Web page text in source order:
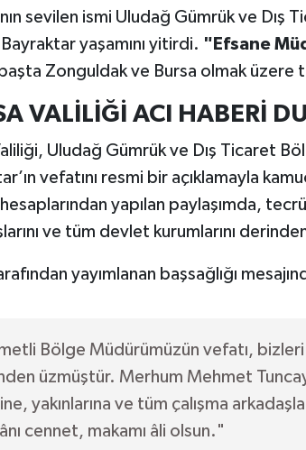
sevilen ismi Uludağ Gümrük ve
yaşamını yitirdi. "Efsane
Zonguldak ve Bursa olmak üzere
VALİLİĞİ ACI HABERİ
Uludağ Gümrük ve Dış Ticaret
vefatını resmi bir açıklamayla
yapılan paylaşımda,
ve tüm devlet kurumlarını
yayımlanan başsağlığı
Bölge Müdürümüzün vefatı, bizleri
üzmüştür. Merhum Mehmet
yakınlarına ve tüm çalışma
cennet, makamı âli olsun."